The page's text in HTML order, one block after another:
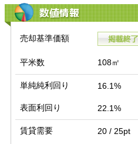
数値情報
売却基準価額
平米数 108㎡
単純純利回り 16.1%
表面利回り 22.1%
賃貸需要 20 / 25pt